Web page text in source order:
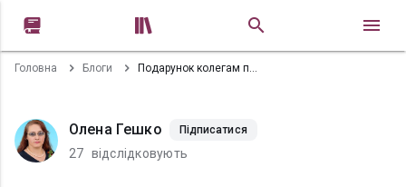
 
Головна Блоги Подарунок колегам по перу в мій День народження
Олена Гешко Підписатися
27 відслідковують